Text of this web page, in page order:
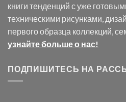
книги тенденций с уже
техническими рисунками,
первого образца коллекций,
узнайте больше о нас!
ПОДПИШИТЕСЬ НА